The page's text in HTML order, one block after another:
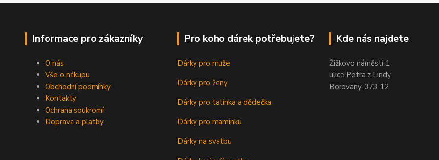
Informace pro zákazníky
O nás
Vše o nákupu
Obchodní podmínky
Kontakty
Ochrana soukromí
Doprava a platby
Pro koho dárek potřebujete?
Dárky pro muže
Dárky pro ženy
Dárky pro tatínka a dědečka
Dárky pro maminku
Dárky na svatbu
Kde nás najdete
Žižkovo náměstí 1
ulice Petra z Lindy
Borovany, 373 12